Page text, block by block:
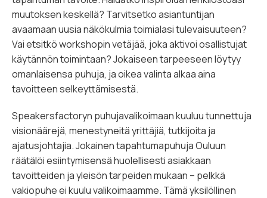
muutoksen keskellä? Tarvitsetko asiantuntijan
avaamaan uusia näkökulmia toimialasi tulevaisuuteen?
Vai etsitkö workshopin vetäjää, joka aktivoi osallistujat
käytännön toimintaan? Jokaiseen tarpeeseen löytyy
omanlaisensa puhuja, ja oikea valinta alkaa aina
tavoitteen selkeyttämisestä.
Speakersfactoryn puhujavalikoimaan kuuluu tunnettuja
visionäärejä, menestyneitä yrittäjiä, tutkijoita ja
ajatusjohtajia. Jokainen tapahtumapuhuja Ouluun
räätälöi esiintymisensä huolellisesti asiakkaan
tavoitteiden ja yleisön tarpeiden mukaan – pelkkä
vakiopuhe ei kuulu valikoimaamme. Tämä yksilöllinen